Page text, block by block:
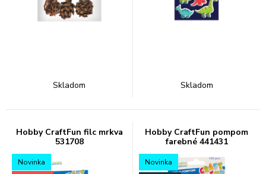
Skladom Skladom
Hobby CraftFun filc mrkva
531708
Novinka
Hobby CraftFun pompom
farebné 441431
Novinka